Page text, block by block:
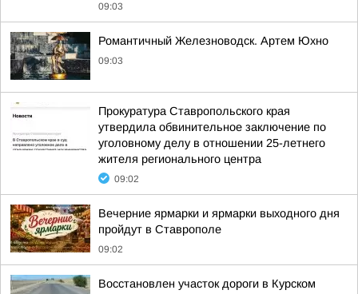
09:03
Романтичный Железноводск. Артем Юхно
09:03
Прокуратура Ставропольского края
утвердила обвинительное заключение по
уголовному делу в отношении 25-летнего
жителя регионального центра
09:02
Вечерние ярмарки и ярмарки выходного дня
пройдут в Ставрополе
09:02
Восстановлен участок дороги в Курском